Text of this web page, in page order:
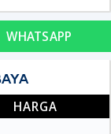
WHATSAPP
HARGA